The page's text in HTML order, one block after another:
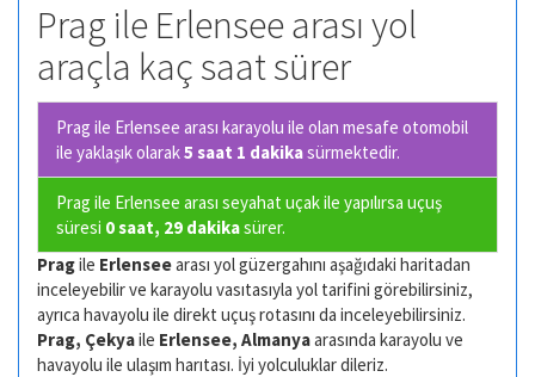
Prag ile Erlensee arası yol
araçla kaç saat sürer
Prag ile Erlensee arası karayolu ile olan mesafe otomobil
ile yaklaşık olarak5 saat 1 dakikasürmektedir.
Prag ile Erlensee arası seyahat uçak ile yapılırsa uçuş
süresi 0 saat, 29 dakikasürer.
Pragile Erlenseearası yol güzergahını aşağıdaki haritadan
inceleyebilir ve karayolu vasıtasıyla yol tarifini görebilirsiniz,
ayrıca havayolu ile direkt uçuş rotasını da inceleyebilirsiniz.
Prag, Çekyaile Erlensee, Almanyaarasında karayolu ve
havayolu ile ulaşım harıtası. İyi yolculuklar dileriz.